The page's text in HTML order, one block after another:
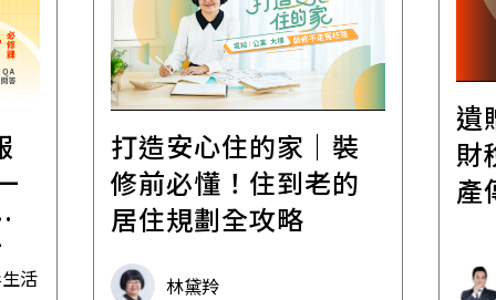
活
打造安心住的家｜裝
修前必懂！住到老的
居住規劃全攻略
林黛羚
遺
財
產